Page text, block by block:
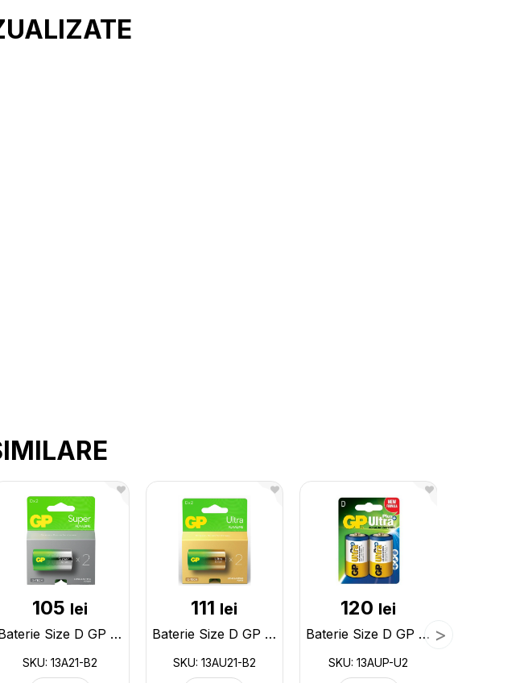
105 lei
Baterie Size D GP G-tech (2buc/blister) (0142) 13A21-B2
SKU: 13A21-B2
111 lei
Baterie Size D GP G-tech (2buc/blister)(0166) 13AU21-B2
SKU: 13AU21-B2
120 lei
Baterie Size D GP Ultra Plus+ (2buc/blister)(0159) 13AUP-U2
SKU: 13AUP-U2